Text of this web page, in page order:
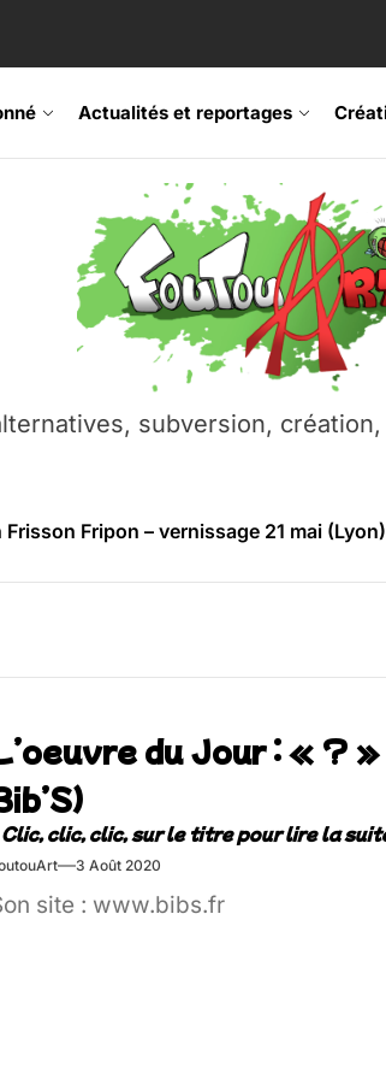
Actualités et reportages
subversion,
Frisson Fripon – vernissage 21 mai (Lyon)
Festival – Samedi 18 juillet
– Ŝtono, un livre réalisé par Michaël
contre l’A412 à l’Établi
Fripon – vernissage 21 mai (Lyon)
Festival – Samedi 18 juillet
du Jour : « ?
3 Août 2020
site : www.bibs.fr